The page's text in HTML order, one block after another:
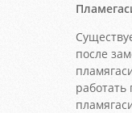
после
работать